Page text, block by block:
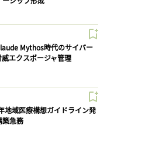
Mythos時代のサイバー
エクスポージャ管理
地域医療構想ガイドライン発
築急務